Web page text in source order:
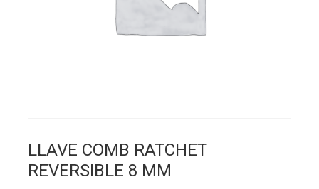
LLAVE COMB RATCHET
REVERSIBLE 8 MM